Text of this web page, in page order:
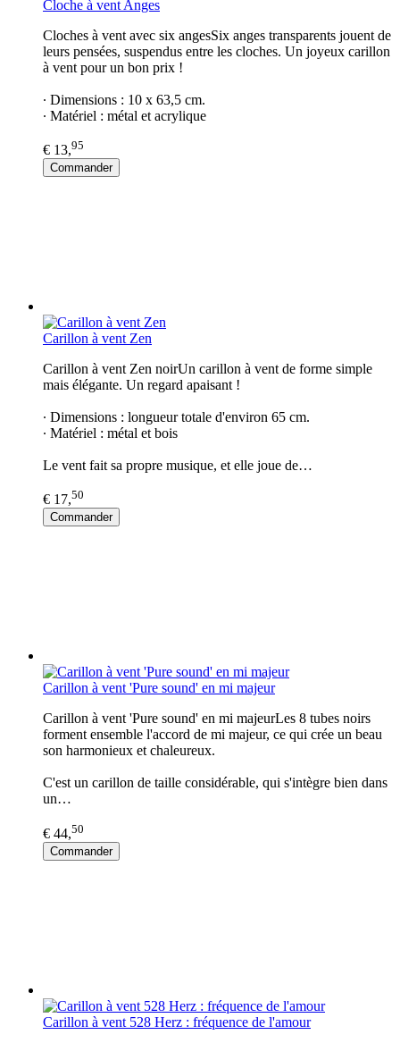
Cloche à vent Anges
Cloches à vent avec six angesSix anges transparents jouent de
leurs pensées, suspendus entre les cloches. Un joyeux carillon
à vent pour un bon prix !
∙ Dimensions : 10 x 63,5 cm.
∙ Matériel : métal et acrylique
€ 13,95
Commander
Carillon à vent Zen
Carillon à vent Zen noirUn carillon à vent de forme simple
mais élégante. Un regard apaisant !
∙ Dimensions : longueur totale d'environ 65 cm.
∙ Matériel : métal et bois
Le vent fait sa propre musique, et elle joue de…
€ 17,50
Commander
Carillon à vent 'Pure sound' en mi majeur
Carillon à vent 'Pure sound' en mi majeurLes 8 tubes noirs
forment ensemble l'accord de mi majeur, ce qui crée un beau
son harmonieux et chaleureux.
C'est un carillon de taille considérable, qui s'intègre bien dans
un…
€ 44,50
Commander
Carillon à vent 528 Herz : fréquence de l'amour